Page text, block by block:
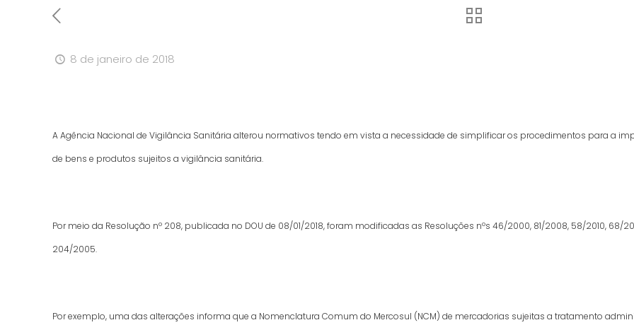
8 de janeiro de 2018
A Agência Nacional de Vigilância Sanitária alterou normativos tendo em vista a necessidade de simplificar os procedimentos para a
de bens e produtos sujeitos a vigilância sanitária.
Por meio da Resolução nº 208, publicada no DOU de 08/01/2018, foram modificadas as Resoluções nºs 46/2000, 81/2008, 58/2010, 68/
204/2005.
Por exemplo, uma das alterações informa que a Nomenclatura Comum do Mercosul (NCM) de mercadorias sujeitas a tratamento